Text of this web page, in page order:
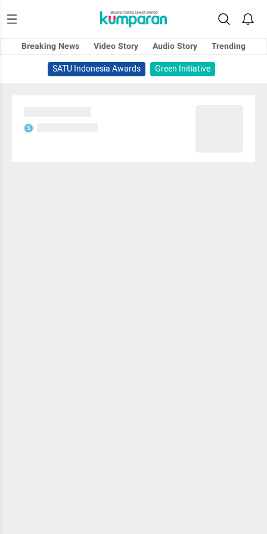
Breaking News Video Story Audio Story
Trending
SATU Indonesia Awards
Green Initiative
S